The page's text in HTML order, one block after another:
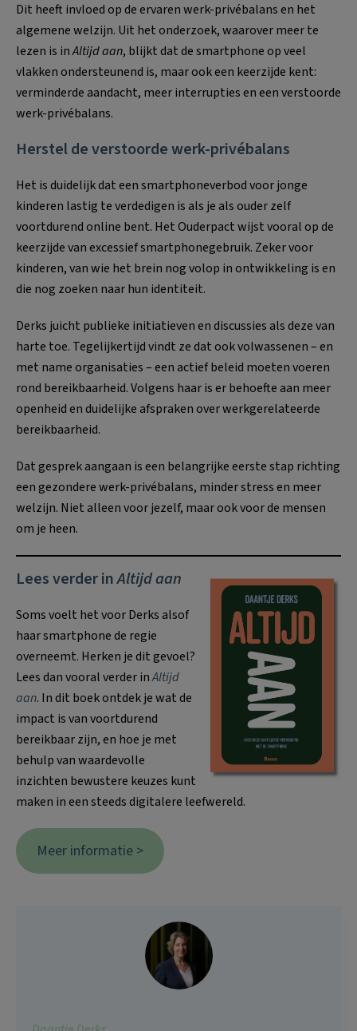
Dit heeft invloed op de ervaren werk-privébalans en het
algemene welzijn. Uit het onderzoek, waarover meer te
lezen is inAltijd aan, blijkt dat de smartphone op veel
vlakken ondersteunend is, maar ook een keerzijde kent:
verminderde aandacht, meer interrupties en een verstoorde
werk-privébalans.
Herstel de verstoorde werk-privébalans
Het is duidelijk dat een smartphoneverbod voor jonge
kinderen lastig te verdedigen is als je als ouder zelf
voortdurend online bent. Het Ouderpact wijst vooral op de
keerzijde van excessief smartphonegebruik. Zeker voor
kinderen, van wie het brein nog volop in ontwikkeling is en
die nog zoeken naar hun identiteit.
Derks juicht publieke initiatieven en discussies als deze van
harte toe. Tegelijkertijd vindt ze dat ook volwassenen – en
met name organisaties – een actief beleid moeten voeren
rond bereikbaarheid. Volgens haar is er behoefte aan meer
openheid en duidelijke afspraken over werkgerelateerde
bereikbaarheid.
Dat gesprek aangaan is een belangrijke eerste stap richting
een gezondere werk-privébalans, minder stress en meer
welzijn. Niet alleen voor jezelf, maar ook voor de mensen
om je heen.
Lees verder inAltijd aan
Soms voelt het voor Derks alsof
haar smartphone de regie
overneemt. Herken je dit gevoel?
Lees dan vooral verder inAltijd
aan. In dit boek ontdek je wat de
impact is van voortdurend
bereikbaar zijn, en hoe je met
behulp van waardevolle
inzichten bewustere keuzes kunt
maken in een steeds digitalere leefwereld.
Meer informatie >